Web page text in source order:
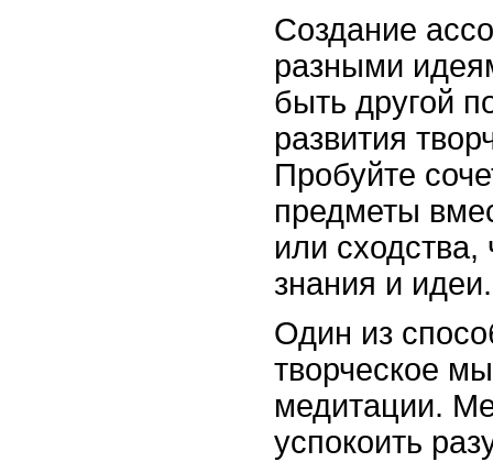
Создание
разными
быть другой
развития
Пробуйте
предметы
или
знания и идеи.
Один из
творческое
медитации.
успокоить